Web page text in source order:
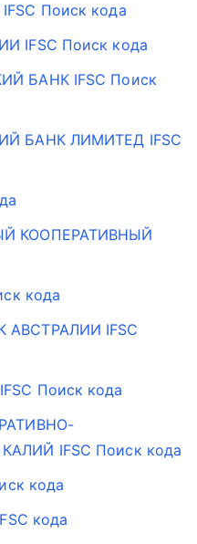
Поиск кода
IFSC Поиск кода
БАНК IFSC Поиск
БАНК ЛИМИТЕД IFSC
КООПЕРАТИВНЫЙ
кода
IFSC
Поиск кода
IFSC Поиск кода
кода
кода